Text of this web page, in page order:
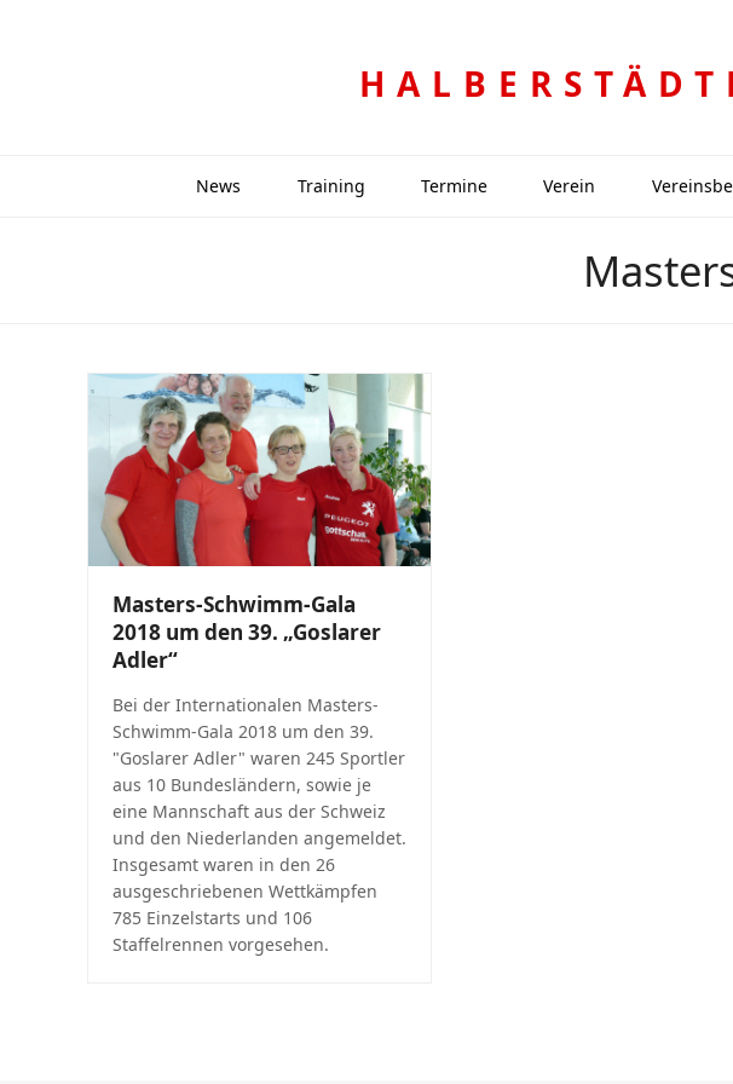
News Training Termine Verein
Masters-Schwimm-Gala
2018 um den 39. „Goslarer
Adler“
Bei der Internationalen Masters-
Schwimm-Gala 2018 um den 39.
"Goslarer Adler" waren 245 Sportler
aus 10 Bundesländern, sowie je
eine Mannschaft aus der Schweiz
und den Niederlanden angemeldet.
Insgesamt waren in den 26
ausgeschriebenen Wettkämpfen
785 Einzelstarts und 106
Staffelrennen vorgesehen.